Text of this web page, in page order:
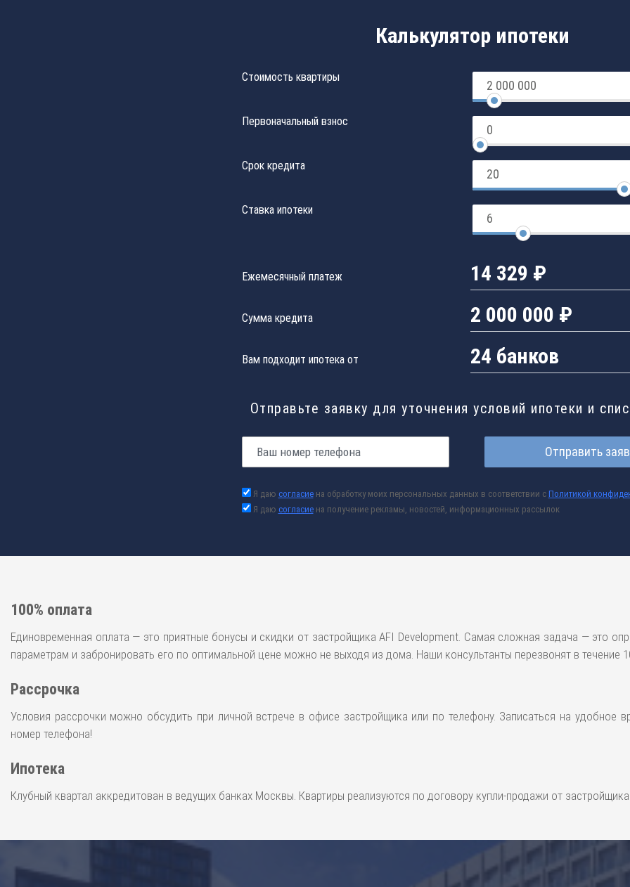
Калькулятор ипотеки
Стоимость квартиры
Первоначальный взнос
Срок кредита
Ставка ипотеки
Ежемесячный платеж 14 329 ₽
Сумма кредита 2 000 000 ₽
Вам подходит ипотека от 24 банков
Отправьте заявку для уточнения условий ипотеки и
Отправить
Я даю согласиена обработку моих персональных данных в соответствии с Политикой
Я даю согласиена получение рекламы, новостей, информационных рассылок
100% оплата
Единовременная оплата — это приятные бонусы и скидки от застройщика AFI Development. Самая сложная задача — это
параметрам и забронировать его по оптимальной цене можно не выходя из дома. Наши консультанты перезвонят в течение
Рассрочка
Условия рассрочки можно обсудить при личной встрече в офисе застройщика или по телефону. Записаться на удобное
номер телефона!
Ипотека
Клубный квартал аккредитован в ведущих банках Москвы. Квартиры реализуются по договору купли-продажи от